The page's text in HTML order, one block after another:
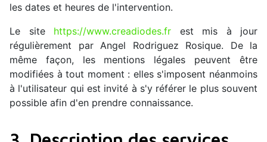
les dates et heures de l'intervention.
Le site https://www.creadiodes.fr est mis à jour
régulièrement par Angel Rodriguez Rosique. De la
même façon, les mentions légales peuvent être
modifiées à tout moment : elles s'imposent néanmoins
à l'utilisateur qui est invité à s'y référer le plus souvent
possible afin d'en prendre connaissance.